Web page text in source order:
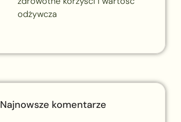
odżywcza
Najnowsze komentarze